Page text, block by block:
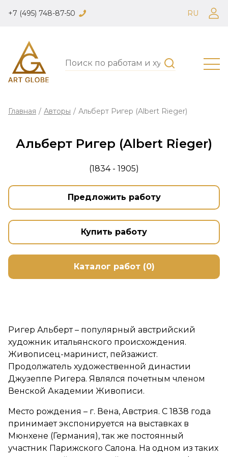
+7 (495) 748-87-50 RU
Главная / Авторы / Альберт Ригер (Albert Rieger)
Альберт Ригер (Albert Rieger)
(1834 - 1905)
Предложить работу
Купить работу
Каталог работ (0)
Ригер Альберт – популярный австрийский
художник итальянского происхождения.
Живописец-маринист, пейзажист.
Продолжатель художественной династии
Джузеппе Ригера. Являлся почетным членом
Венской Академии Живописи.
Место рождения – г. Вена, Австрия. С 1838 года
принимает экспонируется на выставках в
Мюнхене (Германия), так же постоянный
участник Парижского Салона. На одном из таких